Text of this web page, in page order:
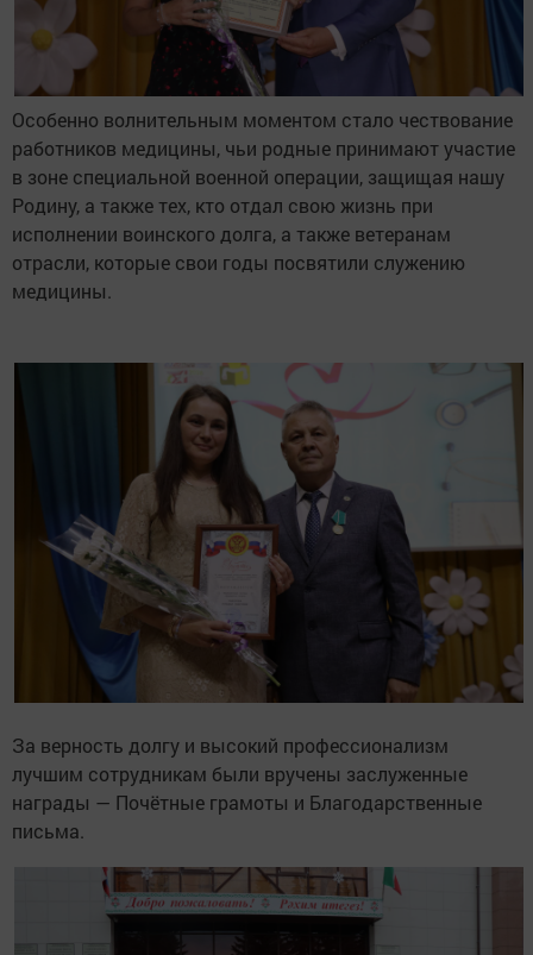
Особенно волнительным моментом стало чествование
работников медицины, чьи родные принимают участие
в зоне специальной военной операции, защищая нашу
Родину, а также тех, кто отдал свою жизнь при
исполнении воинского долга, а также ветеранам
отрасли, которые свои годы посвятили служению
медицины.
За верность долгу и высокий профессионализм
лучшим сотрудникам были вручены заслуженные
награды — Почётные грамоты и Благодарственные
письма.